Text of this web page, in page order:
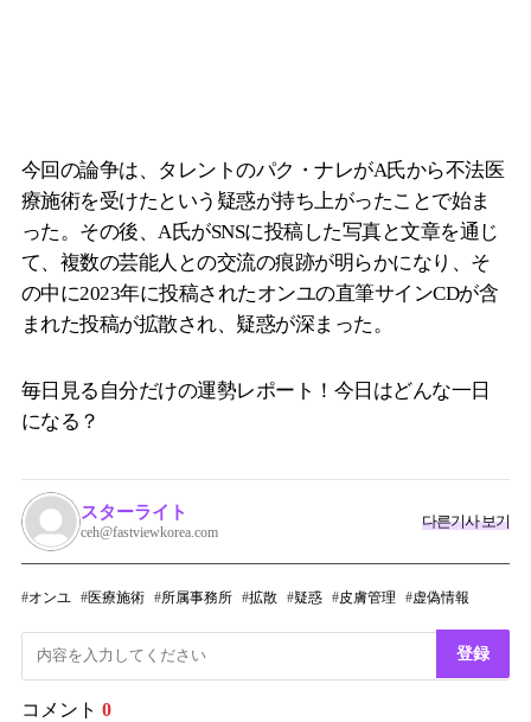
今回の論争は、タレントのパク・ナレがA氏から不法医
療施術を受けたという疑惑が持ち上がったことで始ま
った。その後、A氏がSNSに投稿した写真と文章を通じ
て、複数の芸能人との交流の痕跡が明らかになり、そ
の中に2023年に投稿されたオンユの直筆サインCDが含
まれた投稿が拡散され、疑惑が深まった。
毎日見る自分だけの運勢レポート！今日はどんな一日
になる？
スターライト
ceh@fastviewkorea.com
다른기사 보기
オンユ 医療施術 所属事務所 拡散 疑惑 皮膚管理 虚偽情報
登録
コメント 0